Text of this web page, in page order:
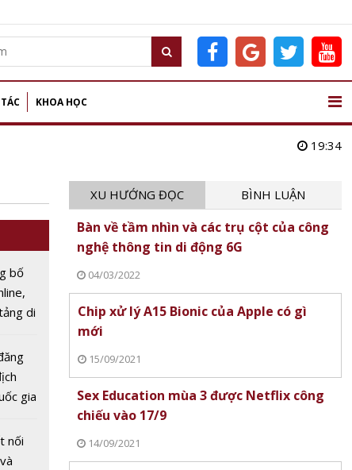
KHOA HỌC
19:34
bố
di
gia
nối
XU HƯỚNG ĐỌC BÌNH LUẬN
Bàn về tầm nhìn và các trụ cột của công
nghệ thông tin di động 6G
04/03/2022
Chip xử lý A15 Bionic của Apple có gì
mới
15/09/2021
Sex Education mùa 3 được Netflix công
chiếu vào 17/9
14/09/2021